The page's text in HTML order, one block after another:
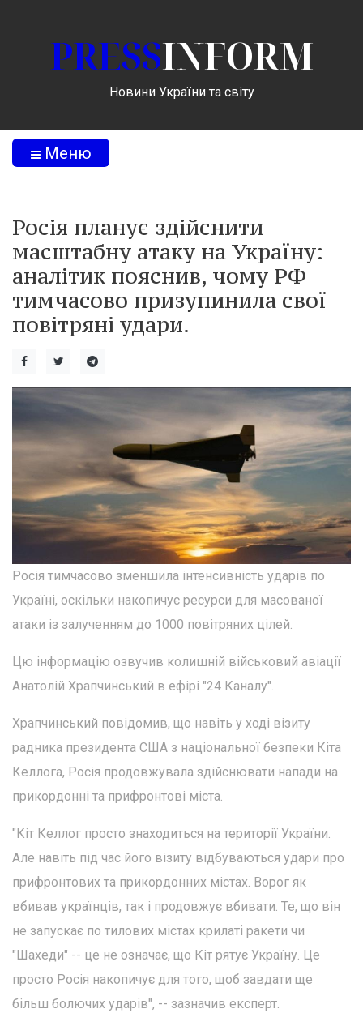
PRESSINFORM
Новини України та світу
Меню
Росія планує здійснити
масштабну атаку на Україну:
аналітик пояснив, чому РФ
тимчасово призупинила свої
повітряні удари.
Росія тимчасово зменшила інтенсивність ударів по
Україні, оскільки накопичує ресурси для масованої
атаки із залученням до 1000 повітряних цілей.
Цю інформацію озвучив колишній військовий авіації
Анатолій Храпчинський в ефірі "24 Каналу".
Храпчинський повідомив, що навіть у ході візиту
радника президента США з національної безпеки Кіта
Келлога, Росія продовжувала здійснювати напади на
прикордонні та прифронтові міста.
"Кіт Келлог просто знаходиться на території України.
Але навіть під час його візиту відбуваються удари про
прифронтових та прикордонних містах. Ворог як
вбивав українців, так і продовжує вбивати. Те, що він
не запускає по тилових містах крилаті ракети чи
"Шахеди" -- це не означає, що Кіт рятує Україну. Це
просто Росія накопичує для того, щоб завдати ще
більш болючих ударів", -- зазначив експерт.